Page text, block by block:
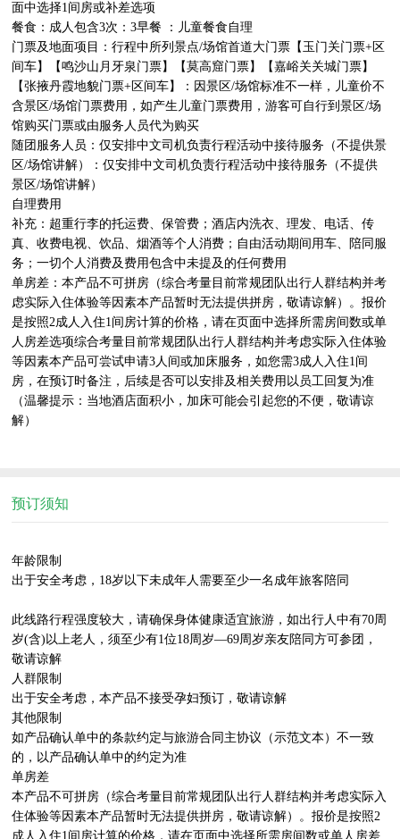
面中选择1间房或补差选项
餐食：成人包含3次：3早餐 ：儿童餐食自理
门票及地面项目：行程中所列景点/场馆首道大门票【玉门关门票+区
间车】【鸣沙山月牙泉门票】【莫高窟门票】【嘉峪关关城门票】
【张掖丹霞地貌门票+区间车】：因景区/场馆标准不一样，儿童价不
含景区/场馆门票费用，如产生儿童门票费用，游客可自行到景区/场
馆购买门票或由服务人员代为购买
随团服务人员：仅安排中文司机负责行程活动中接待服务（不提供景
区/场馆讲解）：仅安排中文司机负责行程活动中接待服务（不提供
景区/场馆讲解）
自理费用
补充：超重行李的托运费、保管费；酒店内洗衣、理发、电话、传
真、收费电视、饮品、烟酒等个人消费；自由活动期间用车、陪同服
务；一切个人消费及费用包含中未提及的任何费用
单房差：本产品不可拼房（综合考量目前常规团队出行人群结构并考
虑实际入住体验等因素本产品暂时无法提供拼房，敬请谅解）。报价
是按照2成人入住1间房计算的价格，请在页面中选择所需房间数或单
人房差选项综合考量目前常规团队出行人群结构并考虑实际入住体验
等因素本产品可尝试申请3人间或加床服务，如您需3成人入住1间
房，在预订时备注，后续是否可以安排及相关费用以员工回复为准
（温馨提示：当地酒店面积小，加床可能会引起您的不便，敬请谅
解）
预订须知
年龄限制
出于安全考虑，18岁以下未成年人需要至少一名成年旅客陪同
此线路行程强度较大，请确保身体健康适宜旅游，如出行人中有70周
岁(含)以上老人，须至少有1位18周岁—69周岁亲友陪同方可参团，
敬请谅解
人群限制
出于安全考虑，本产品不接受孕妇预订，敬请谅解
其他限制
如产品确认单中的条款约定与旅游合同主协议（示范文本）不一致
的，以产品确认单中的约定为准
单房差
本产品不可拼房（综合考量目前常规团队出行人群结构并考虑实际入
住体验等因素本产品暂时无法提供拼房，敬请谅解）。报价是按照2
成人入住1间房计算的价格，请在页面中选择所需房间数或单人房差